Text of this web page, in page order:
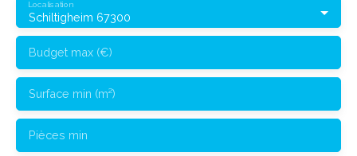
Schiltigheim 67300
Localisation
Budget max (€)
Surface min (m²)
Pièces min